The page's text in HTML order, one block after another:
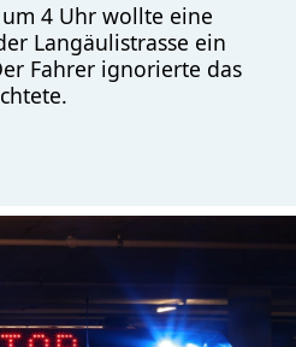
4 Uhr wollte eine
Langäulistrasse ein
Fahrer ignorierte das